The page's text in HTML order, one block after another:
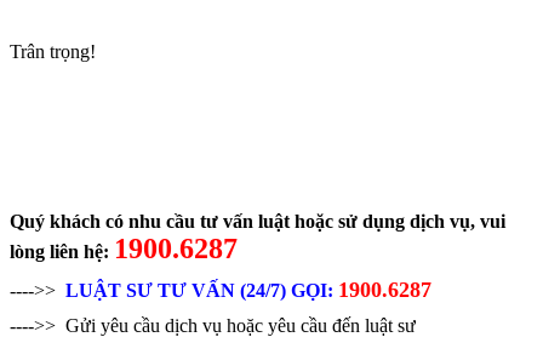
Trân trọng!
Quý khách có nhu cầu tư vấn luật hoặc sử dụng dịch vụ, vui
lòng liên hệ: 1900.6287
---->> LUẬT SƯ TƯ VẤN (24/7) GỌI: 1900.6287
---->> Gửi yêu cầu dịch vụ hoặc yêu cầu đến luật sư